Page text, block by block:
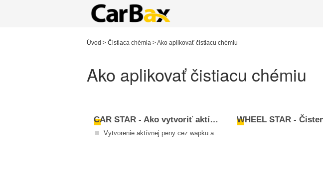
Úvod > Čistiaca chémia >Ako aplikovať čistiacu chémiu
Ako aplikovať čistiacu chémiu
CAR STAR - Ako vytvoriť aktívnu penu
Vytvorenie aktívnej peny cez wapku a napeňovaciu trysku